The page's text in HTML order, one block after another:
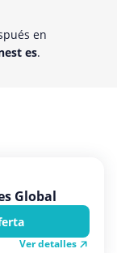
en
es.
Global
Ver detalles